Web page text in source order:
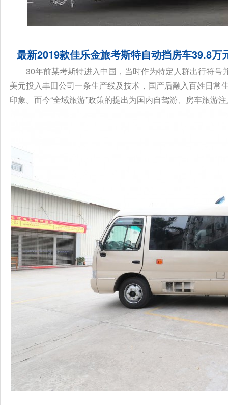
最新2019款佳乐金旅考斯特自动挡房车39.8万
30年前某考斯特进入中国，当时作为特定人群出行符
美元投入丰田公司一条生产线及技术，国产后融入百姓日
印象。而今“全域旅游”政策的提出为国内自驾游、房车旅游